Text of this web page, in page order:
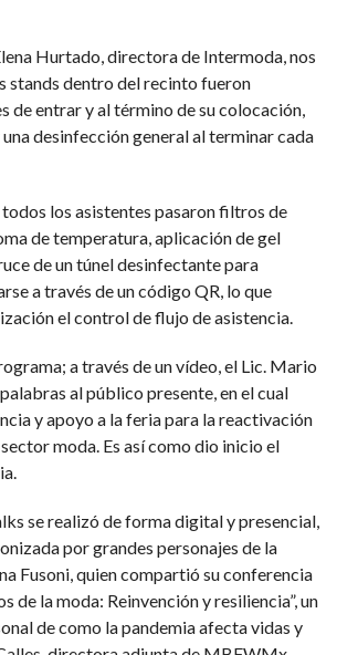
Hurtado, directora de Intermoda, nos
stands dentro del recinto fueron
de entrar y al término de su colocación,
desinfección general al terminar cada
los asistentes pasaron filtros de
de temperatura, aplicación de gel
de un túnel desinfectante para
a través de un código QR, lo que
el control de flujo de asistencia.
a través de un vídeo, el Lic. Mario
al público presente, en el cual
y apoyo a la feria para la reactivación
moda. Es así como dio inicio el
se realizó de forma digital y presencial,
por grandes personajes de la
Fusoni, quien compartió su conferencia
de la moda: Reinvención y resiliencia”, un
de como la pandemia afecta vidas y